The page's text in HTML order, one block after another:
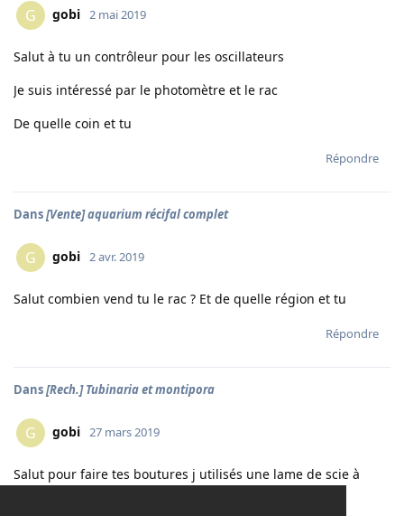
G gobi 2 mai 2019
Salut à tu un contrôleur pour les oscillateurs
Je suis intéressé par le photomètre et le rac
De quelle coin et tu
Répondre
Dans[Vente] aquarium récifal complet
G gobi 2 avr. 2019
Salut combien vend tu le rac ? Et de quelle région et tu
Répondre
Dans[Rech.] Tubinaria et montipora
G gobi 27 mars 2019
Salut pour faire tes boutures j utilisés une lame de scie à